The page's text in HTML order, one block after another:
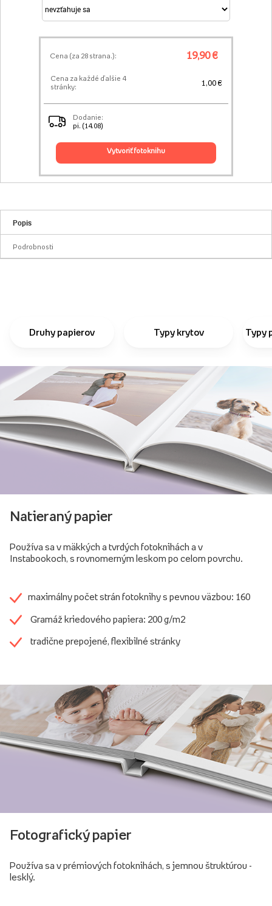
Cena (za 28 strana.): 19,90 €
Cena za každé ďalšie 4
stránky:
1,00 €
Dodanie:
pi. (14.08)
vytvoriť fotoknihu
Popis
Podrobnosti
Druhy papierov Typy krytov Typy
Natieraný papier
Používa sa v mäkkých a tvrdých fotoknihách a v
Instabookoch, s rovnomerným leskom po celom povrchu.
maximálny počet strán fotoknihy s pevnou väzbou: 160
Gramáž kriedového papiera: 200 g/m2
tradične prepojené, flexibilné stránky
Fotografický papier
Používa sa v prémiových fotoknihách, s jemnou štruktúrou -
lesklý.